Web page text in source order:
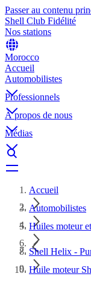
Passer au contenu
Shell Club Fidélité
Nos stations
Morocco
Accueil
Automobilistes
Professionnels
À propos de nous
Médias
Accueil
Automobilistes
Huiles moteur
Shell Helix -
Huile moteur